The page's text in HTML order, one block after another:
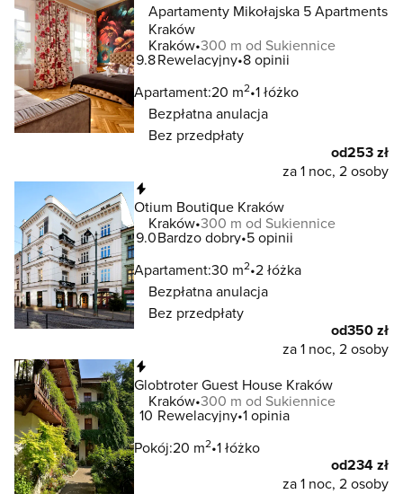
Apartamenty Mikołajska 5 Apartments
Kraków
Kraków 300 m od Sukiennice
9.8Rewelacyjny 8 opinii
Apartament:20 m2 1 łóżko
Bezpłatna anulacja
Bez przedpłaty
od253 zł
za 1 noc, 2 osoby
Otium Boutique Kraków
Kraków 300 m od Sukiennice
9.0Bardzo dobry 5 opinii
Apartament:30 m2 2 łóżka
Bezpłatna anulacja
Bez przedpłaty
od350 zł
za 1 noc, 2 osoby
Globtroter Guest House Kraków
Kraków 300 m od Sukiennice
10 Rewelacyjny 1 opinia
Pokój:20 m2 1 łóżko
od234 zł
za 1 noc, 2 osoby